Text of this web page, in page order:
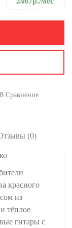
Сравнение
(0)
красного
из
тёплое
гитары с